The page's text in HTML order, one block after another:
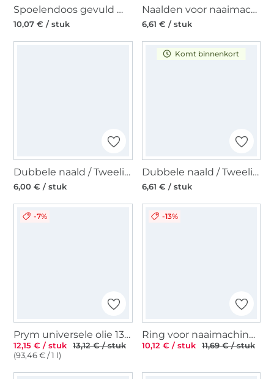
Spoelendoos gevuld met 12 CB kunststofspoelen
10,07 € / stuk
Naalden voor naaimachines130/705, Quilten 75-90
6,61 € / stuk
Dubbele naald / Tweelingnaald 130/705, 80/2,5 mm
6,00 € / stuk
Komt binnenkort
Dubbele naald / Tweelingnaald 130/705, 100/6,0 mm
6,61 € / stuk
-7%
Prym universele olie 130 ml
12,15 € / stuk
13,12 € / stuk
(93,46 € / 1 l)
-13%
Ring voor naaimachine spoeltjes
10,12 € / stuk 11,69 € / stuk